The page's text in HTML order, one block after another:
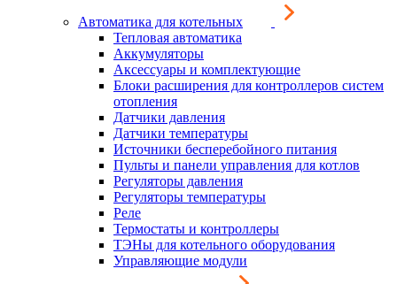
Автоматика для котельных
Тепловая автоматика
Аккумуляторы
Аксессуары и комплектующие
Блоки расширения для контроллеров систем
отопления
Датчики давления
Датчики температуры
Источники бесперебойного питания
Пульты и панели управления для котлов
Регуляторы давления
Регуляторы температуры
Реле
Термостаты и контроллеры
ТЭНы для котельного оборудования
Управляющие модули